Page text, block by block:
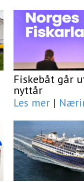
Fiskebåt går
nyttår
Les mer |